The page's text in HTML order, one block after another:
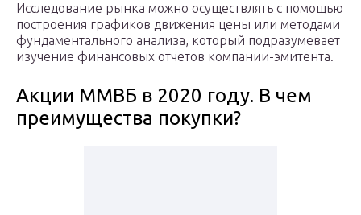
Исследование рынка можно осуществлять с помощью
построения графиков движения цены или методами
фундаментального анализа, который подразумевает
изучение финансовых отчетов компании-эмитента.
Акции ММВБ в 2020 году. В чем
преимущества покупки?